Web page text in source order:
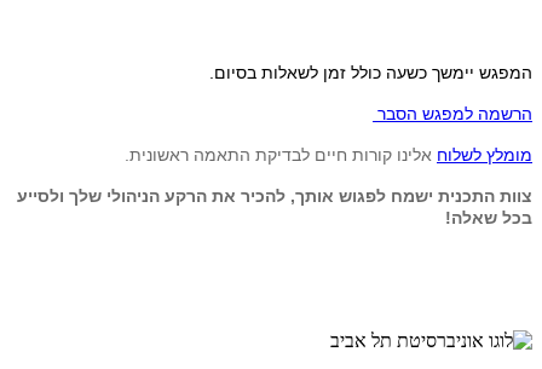
המפגש יימשך כשעה כולל זמן לשאלות בסיום.
הרשמה למפגש הסבר
מומלץ לשלוח אלינו קורות חיים לבדיקת התאמה ראשונית.
צוות התכנית ישמח לפגוש אותך, להכיר את הרקע הניהולי שלך ולסייע
בכל שאלה!